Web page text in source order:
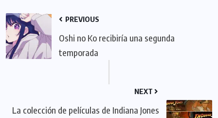
PREVIOUS
Oshi no Ko recibiría una segunda
temporada
NEXT
La colección de películas de Indiana Jones